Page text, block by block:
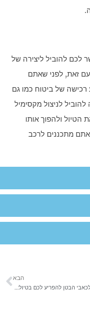
להוביל ליצירה של
זאת, לפני שאתם
של ביטוח כמו גם
לניצול מקסימיל
ולהפוך אותו
מתכננים לרכב
הבא
אל תתנו לכאבי הבטן להפריע לכם בטיול: איך אפשר לטפל בחיידק הליקובקטר פילורי?